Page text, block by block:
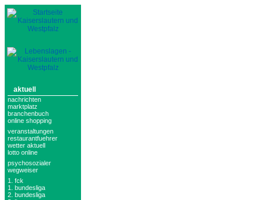
aktuell
nachrichten
marktplatz
branchenbuch
online shopping
veranstaltungen
restaurantfuehrer
wetter aktuell
lotto online
psychosozialer
wegweiser
1. fck
1. bundesliga
2. bundesliga